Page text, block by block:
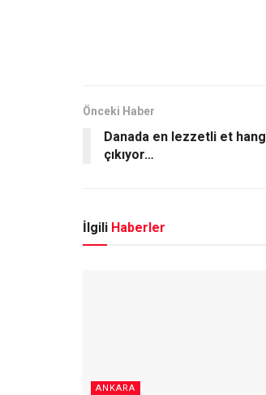
Önceki Haber
Danada en lezzetli et
çıkıyor…
İlgili Haberler
ANKARA